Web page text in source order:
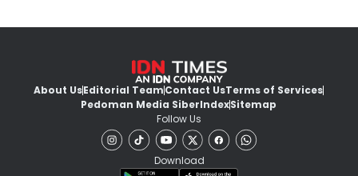
About UsEditorial TeamContact UsTerms of Services
Pedoman Media SiberIndexSitemap
Follow Us
Download